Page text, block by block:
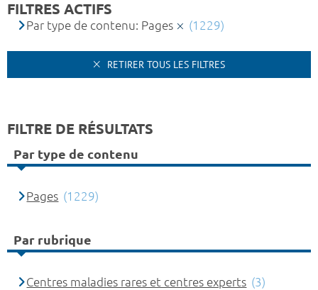
FILTRES ACTIFS
Par type de contenu: Pages (1229)
RETIRER TOUS LES FILTRES
FILTRE DE RÉSULTATS
Par type de contenu
Pages (1229)
Par rubrique
Centres maladies rares et centres experts (3)